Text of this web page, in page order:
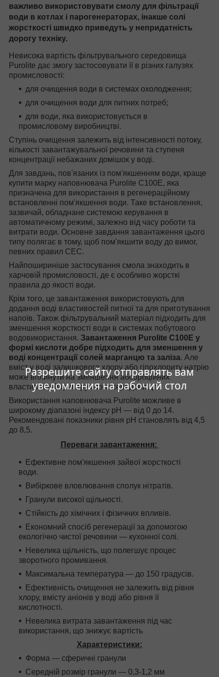
Разрешите сайту отправлять вам
уведомления на рабочий стол
важливо використовувати смолу для фільтрації
води в котлах і парогенераторах, інакше солі
жорсткості швидко приведуть у непридатність
дорогу техніку.
Невисока вартість фільтрувального середовища
Purolite дає змогу застосовувати її в різних галузях
промисловості:
для очищення води в системах охолодження;
для очищення води для питних потреб;
для води, яка використовується в
промисловому виробництві.
Ступінь очищення залежить від інтенсивності потоку,
кількості завантажувальної речовини та ступеня
концентрації небажаних домішок у воді.
Для завдань, пов'язаних із пом'якшенням води, краще
купити марку наповнювача Purolite C100E, яка
призначена для використання в регенераційному
встановленні пом'якшення води. Таке встановлення,
зазвичай, обладнане системою керування в
автоматичному режимі, залежно від часу роботи та
витрати води. Основне завдання завантаження цього
типу полягає в тому, щоб пом'якшити воду до вимог,
певних правил СЕС.
Найпошириніше застосування смола знаходить в
харчовій промисловості, де є особливо жорсткі
правила до якості води.
Крім того, це завантаження використовують для
додання воді властивостей питної та для приготування
напоїв. Також фільтрувальний матеріал підходить для
зменшення жорсткості води в системах побутового
водовикористання. Завантаження Purolite C100E у
формі кислоти добре підходить для зменшення у
воді концентрації солей марганцю та заліза. Але
вміст у воді залишкового хлору або гіпохлориту натрію
може вплинути на зменшення абсорбційних
властивостей фільтруючого середовища.
Використання наповнювача Purolite можливе в
широкому діапазоні індексу pH — від 0 до 14.
Рекомендовані показники рівня pH становлять від 4,5
до 8,5.
Переваги завантаження:
Ефективне пом'якшення зайвої жорсткості
води.
Вибіркове вловлювання сполук нітратів.
Гранули високої щільності.
Стійкість до хімічних і фізичних впливів.
Економний спосіб регенерації за допомогою
екологічно чистої речовини — кухонної солі.
Невелика щільність, що полегшує процес
зворотного промивання.
Максимальна температура — до 150 градусів.
Ефективність очищення не залежить від рівня
хлору, вмісту аніонів у воді або рівня її
кислотності.
Невелика витрата завантаження під час
використання, що знижує вартість
Характеристики:
Форма — сферичні гранули
Середній розмір гранули — 0,3-1,2 мм